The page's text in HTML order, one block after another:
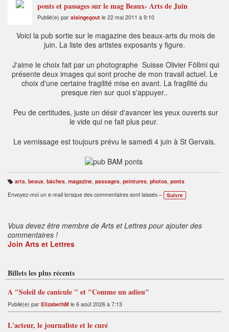
ponts et passages sur le mag Beaux- Arts de Juin
Publié(e) par alaingegout le 22 mai 2011 à 9:10
Voici la pub sortie sur le magazine des beaux-arts du mois de
juin. La liste des artistes exposants y figure.
J'aime le choix fait par un photographe Suisse Olivier Föllmi qui
présente deux images qui sont proche de mon travail actuel. Le
choix d'une certaine fragilité mise en avant. La fragilité du
presque rien sur quoi s'appuyer..
Peu de certitudes, juste un désir d'avancer les yeux ouverts sur
le vide qui ne fait plus peur.
Le vernissage est toujours prévu le samedi 4 juin à St Gervais.
B
ali
s
arts, beaux, bâches, magazine, passages, peintures, photos, ponts
Envoyez-moi un e-mail lorsque des commentaires sont laissés –
Suivre
Vous devez être membre de Arts et Lettres pour ajouter des
commentaires !
Join Arts et Lettres
Billets les plus récents
A "Soleil de canicule " et "Comme un adieu"
Publié(e) par ElizabethM le 6 août 2026 à 7:13
L'acteur, le journaliste et le curé